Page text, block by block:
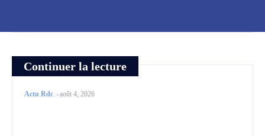
Continuer la lecture
Actu Rdc -août 4, 2026